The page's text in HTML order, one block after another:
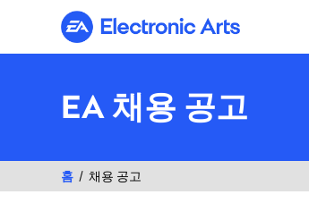
Electronic Arts
EA 채용 공고
홈 채용 공고